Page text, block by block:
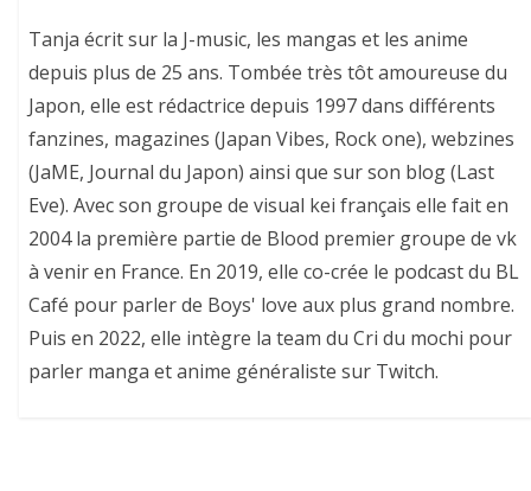
Tanja écrit sur la J-music, les mangas et les anime
depuis plus de 25 ans. Tombée très tôt amoureuse du
Japon, elle est rédactrice depuis 1997 dans différents
fanzines, magazines (Japan Vibes, Rock one), webzines
(JaME, Journal du Japon) ainsi que sur son blog (Last
Eve). Avec son groupe de visual kei français elle fait en
2004 la première partie de Blood premier groupe de vk
à venir en France. En 2019, elle co-crée le podcast du BL
Café pour parler de Boys' love aux plus grand nombre.
Puis en 2022, elle intègre la team du Cri du mochi pour
parler manga et anime généraliste sur Twitch.